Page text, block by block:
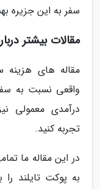
سفر به این جزیره
مقالات بیشتر
مقاله های
واقعی نسبت به
درآمدی معمولی
تجربه کنید.
در این مقاله ما
به پوکت تایلند